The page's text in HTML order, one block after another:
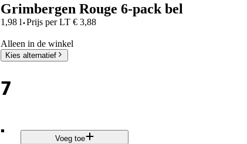
Grimbergen Rouge 6-pack bel
1,98 l·Prijs per LT€ 3,88
Alleen in de winkel
Kies alternatief
7
.
Voeg toe